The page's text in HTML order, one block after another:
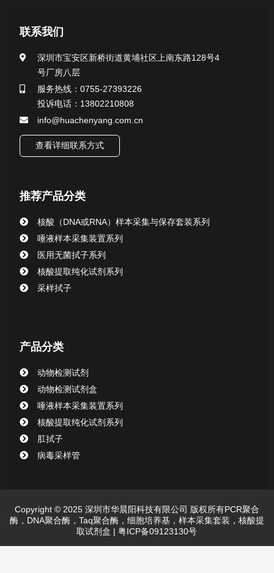
医用无菌采样拭子系列
一次性使用采样器系列
微生物样本保存液（通用运输传媒介质）系列
核酸（DNA&RNA）样本采集与保存套装系列
唾液样本采集装置系列
清洁验证棉签系列
动物检测试剂
联系我们
深圳市宝安区新桥街道黄埔社区上南东路128号4
号厂房八层
服务热线：0755-27393226
投诉电话：13802210808
info@huachenyang.com.cn
查看详细联系方式
推荐产品分类
核酸（DNA或RNA）样本采集与保存套装系列
唾液样本采集装置系列
医用无菌拭子系列
核酸提取纯化试剂系列
采样拭子
产品分类
动物检测试剂
动物检测试剂盒
唾液样本采集装置系列
核酸提取纯化试剂系列
肛拭子
病毒采样管
Copyright © 2025 深圳市华晨阳科技有限公司 版权所有PCR聚合
酶，DNA聚合酶，Taq聚合酶，细胞培养基，样本采集套装，核酸提
取试剂盒 | 粤ICP备09123130号